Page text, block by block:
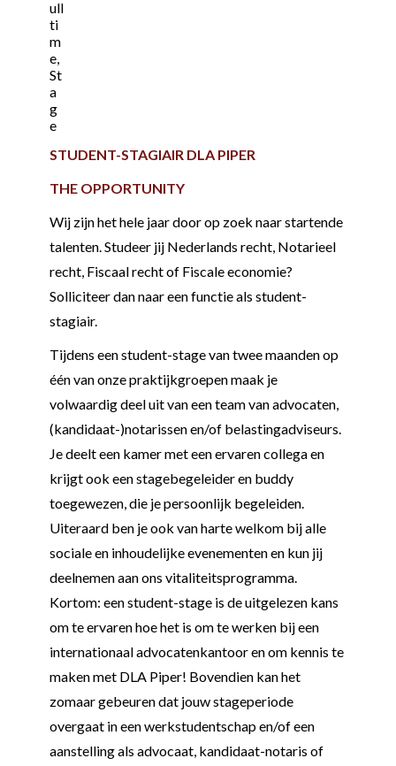
ull
ti
m
e,
St
a
g
e
STUDENT-STAGIAIR DLA PIPER
THE OPPORTUNITY
Wij zijn het hele jaar door op zoek naar startende
talenten. Studeer jij Nederlands recht, Notarieel
recht, Fiscaal recht of Fiscale economie?
Solliciteer dan naar een functie als student-
stagiair.
Tijdens een student-stage van twee maanden op
één van onze praktijkgroepen maak je
volwaardig deel uit van een team van advocaten,
(kandidaat-)notarissen en/of belastingadviseurs.
Je deelt een kamer met een ervaren collega en
krijgt ook een stagebegeleider en buddy
toegewezen, die je persoonlijk begeleiden.
Uiteraard ben je ook van harte welkom bij alle
sociale en inhoudelijke evenementen en kun jij
deelnemen aan ons vitaliteitsprogramma.
Kortom: een student-stage is de uitgelezen kans
om te ervaren hoe het is om te werken bij een
internationaal advocatenkantoor en om kennis te
maken met DLA Piper! Bovendien kan het
zomaar gebeuren dat jouw stageperiode
overgaat in een werkstudentschap en/of een
aanstelling als advocaat, kandidaat-notaris of